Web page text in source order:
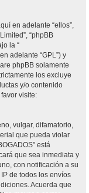
en adelante “ellos”,
“phpBB
la “
adelante “GPL”) y
phpBB solamente
los excluye
y/o contenido
visite:
vulgar, difamatorio,
que pueda violar
está
que sea inmediata y
con notificación a su
de todos los envíos
Acuerda que